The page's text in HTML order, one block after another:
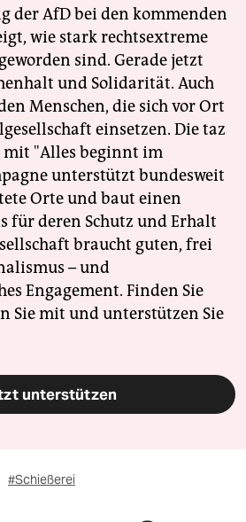
der AfD bei den kommenden
wie stark rechtsextreme
sind. Gerade jetzt
und Solidarität. Auch
Menschen, die sich vor Ort
einsetzen. Die taz
mit "Alles beginnt im
unterstützt bundesweit
Orte und baut einen
für deren Schutz und Erhalt
braucht guten, frei
– und
Engagement. Finden Sie
Sie mit und unterstützen Sie
unterstützen
#Schießerei